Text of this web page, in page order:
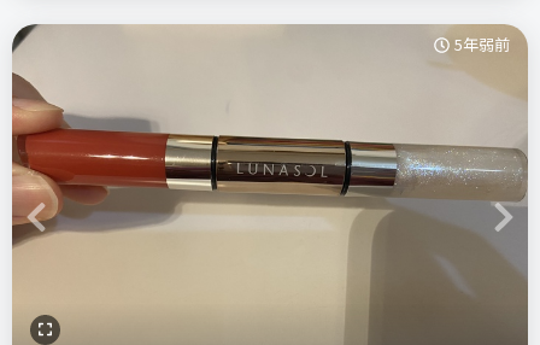
AMUSEのクッションファンデーションを買って良かったので、
AMUSE商品気になって購入
価格
1,999円
場所
Q10
韓国コスメ
良いところ
・発色が良いところ
・色が可愛いところ
悪いところ（残念）
・乾燥するところ
注意点
ています。テラコッタだけの色でも可愛いですが人によって顔
に映える映えないはありそうですね…
単色だけでも可愛いですがグロスを塗るとまた違う色になって
可愛いです。
見た目は使いにくそうだなと思いましたが可愛い色で、普段使
う色じゃないので顔色が変わって楽しめます。
色の発色もちょうど良くて色落ちはまずまずかな。マスクに少
ただ、値段は高いのが難点ですね…なので、プレゼントとかに
良さそうだなと思います。
Previous Next
5年弱前